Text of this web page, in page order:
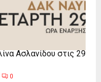
Ασλανίδου στις 29
0